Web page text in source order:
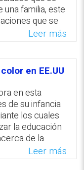
familia, este
que se
las personas
A partir
a
y en el
Estas
práctica
moral y
Leer más
en EE.UU
en esta
de su infancia
los cuales
la educación
de la
algunas de
que
Leer más